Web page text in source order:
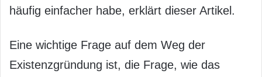
häufig einfacher habe, erklärt dieser Artikel.
Eine wichtige Frage auf dem Weg der
Existenzgründung ist, die Frage, wie das